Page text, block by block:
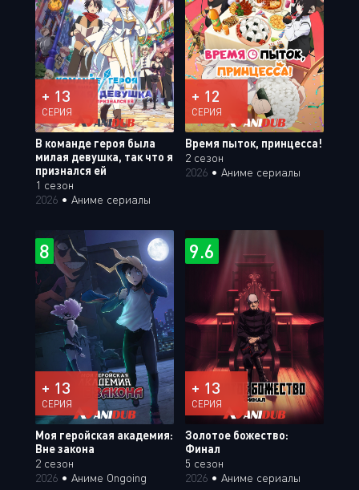
+ 13
СЕРИЯ
В команде героя была
милая девушка, так что я
признался ей
1 сезон
2026 • Аниме сериалы
+ 12
СЕРИЯ
Время пыток, принцесса!
2 сезон
2026 • Аниме сериалы
8
+ 13
СЕРИЯ
Моя геройская академия:
Вне закона
2 сезон
2026 • Аниме Ongoing
9.6
+ 13
СЕРИЯ
Золотое божество:
Финал
5 сезон
2026 • Аниме сериалы